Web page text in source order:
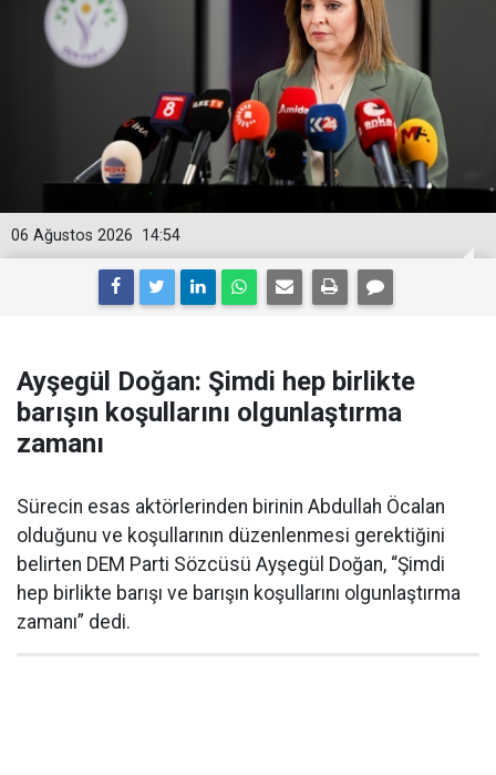
14:54
06 Ağustos 2026
Ayşegül Doğan: Şimdi hep birlikte
barışın koşullarını olgunlaştırma
zamanı
Sürecin esas aktörlerinden birinin Abdullah Öcalan
olduğunu ve koşullarının düzenlenmesi gerektiğini
belirten DEM Parti Sözcüsü Ayşegül Doğan, “Şimdi
hep birlikte barışı ve barışın koşullarını olgunlaştırma
zamanı” dedi.